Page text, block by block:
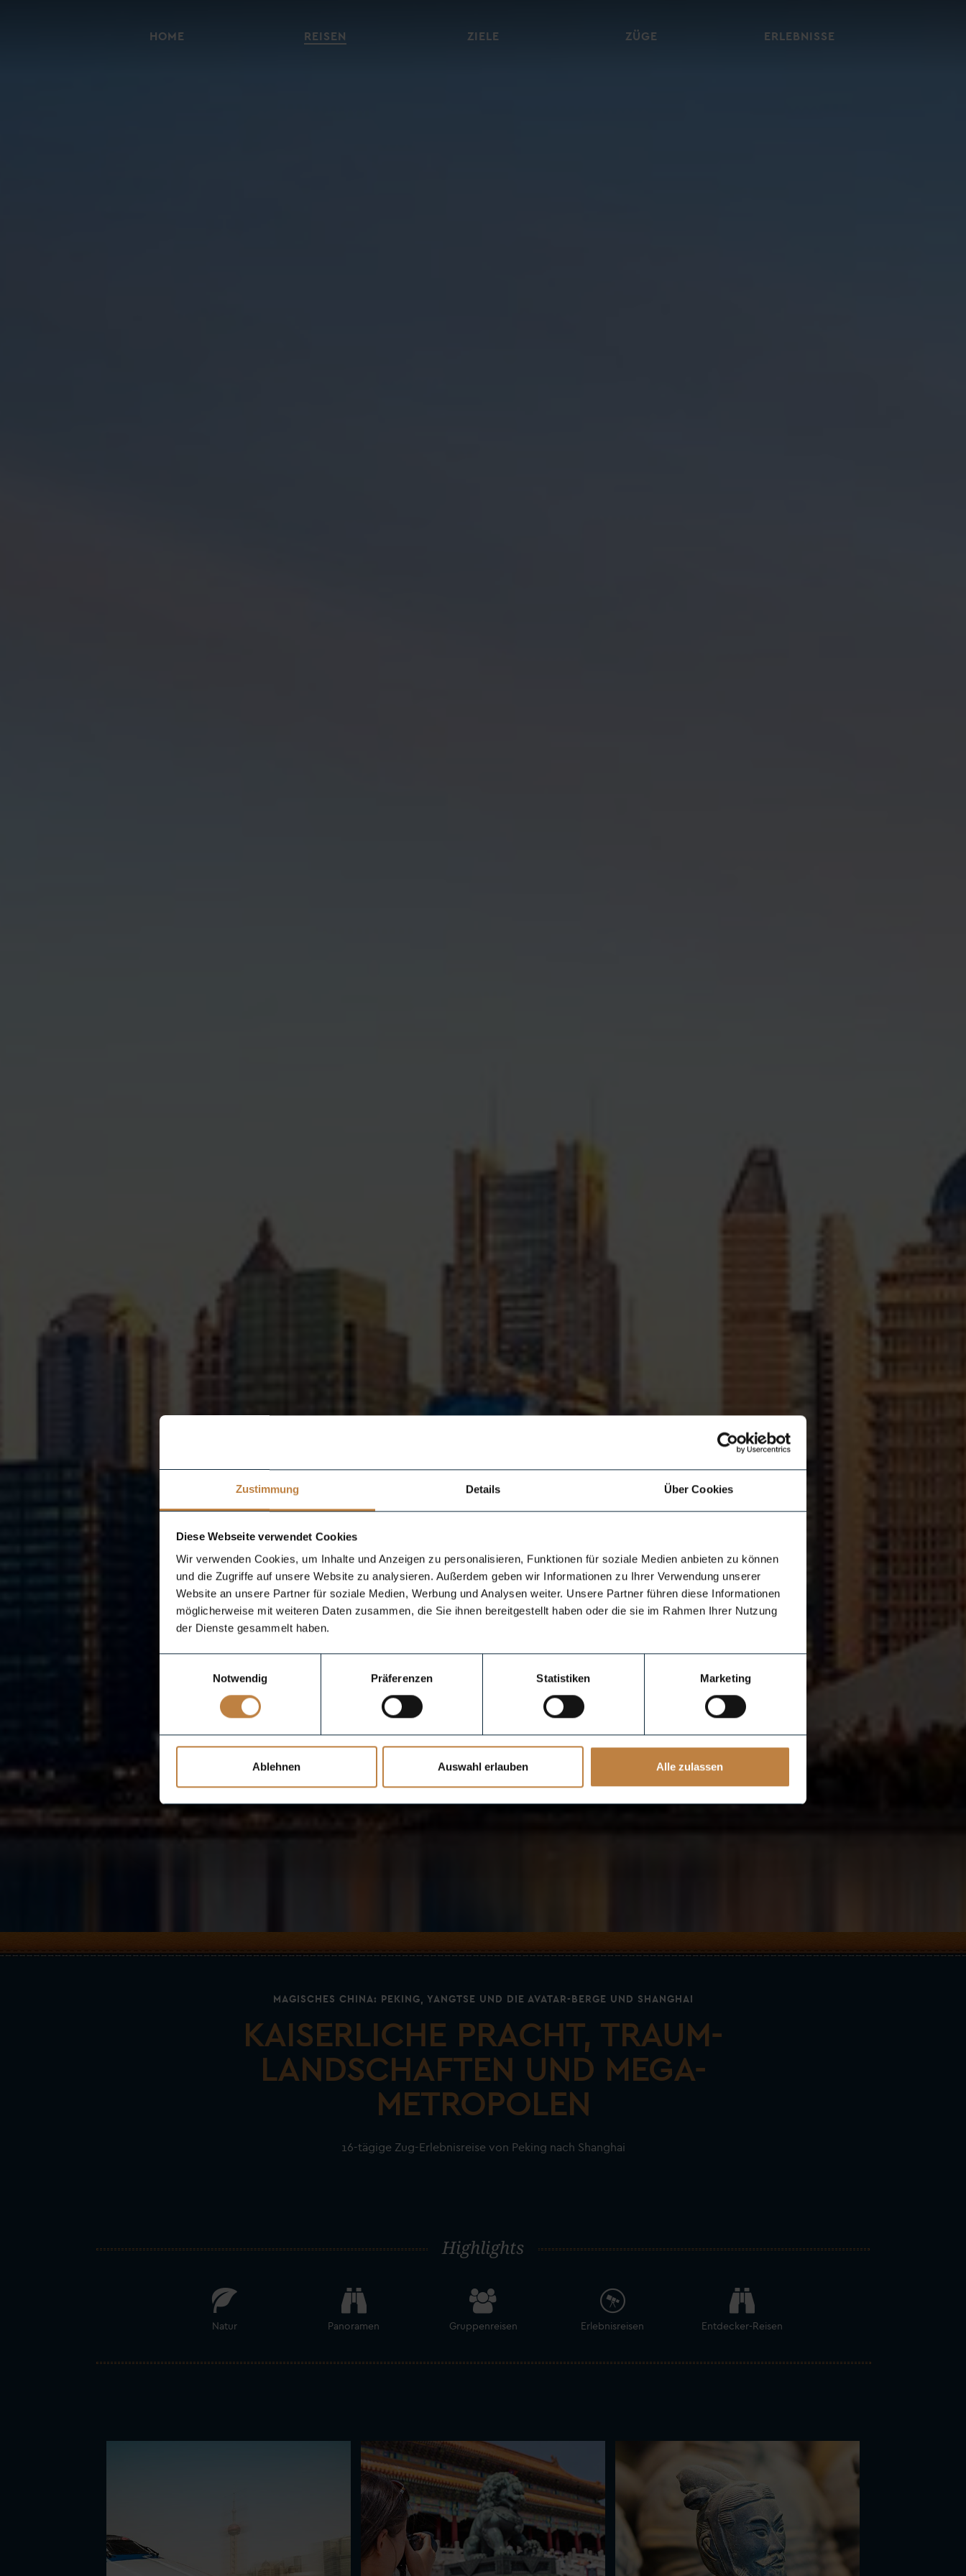
Zustimmung Details Über Cookies
Diese Webseite verwendet Cookies
Wir verwenden Cookies, um Inhalte und Anzeigen zu personalisieren, Funktionen für soziale Medien anbieten zu können
und die Zugriffe auf unsere Website zu analysieren. Außerdem geben wir Informationen zu Ihrer Verwendung unserer
Website an unsere Partner für soziale Medien, Werbung und Analysen weiter. Unsere Partner führen diese Informationen
möglicherweise mit weiteren Daten zusammen, die Sie ihnen bereitgestellt haben oder die sie im Rahmen Ihrer Nutzung
der Dienste gesammelt haben.
Notwendig
Präferenzen Statistiken Marketing
Ablehnen Auswahl erlauben Alle zulassen
HOME REISEN ZIELE ZÜGE ERLEBNISSE
MAGISCHES CHINA: PEKING, YANGTSE UND DIE AVATAR-BERGE UND SHANGHAI
KAISERLICHE PRACHT, TRAUM-
LANDSCHAFTEN UND MEGA-
METROPOLEN
16-tägige Zug-Erlebnisreise von Peking nach Shanghai
Highlights
Natur Panoramen Gruppenreisen Erlebnisreisen Entdecker-Reisen